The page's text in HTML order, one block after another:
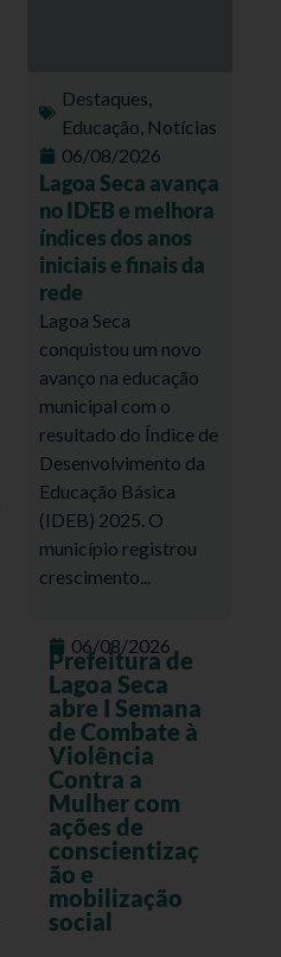
Destaques,
Educação, Notícias
06/08/2026
Lagoa Seca avança
no IDEB e melhora
índices dos anos
iniciais e finais da
rede
Lagoa Seca
conquistou um novo
avanço na educação
municipal com o
resultado do Índice de
Desenvolvimento da
Educação Básica
(IDEB) 2025. O
município registrou
crescimento...
06/08/2026
Prefeitura de
Lagoa Seca
abre I Semana
de Combate à
Violência
Contra a
Mulher com
ações de
conscientizaç
ão e
mobilização
social